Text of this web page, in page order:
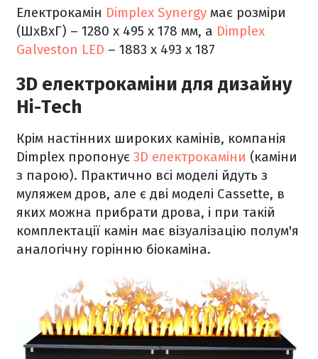
Електрокамін Dimplex Synergy має розміри
(ШхВхГ) – 1280 x 495 x 178 мм, а Dimplex
Galveston LED – 1883 х 493 х 187
3D електрокаміни для дизайну
Hi-Tech
Крім настінних широких камінів, компанія
Dimplex пропонує 3D електрокаміни (каміни
з парою). Практично всі моделі йдуть з
муляжем дров, але є дві моделі Cassette, в
яких можна прибрати дрова, і при такій
комплектації камін має візуалізацію полум'я
аналогічну горінню біокаміна.